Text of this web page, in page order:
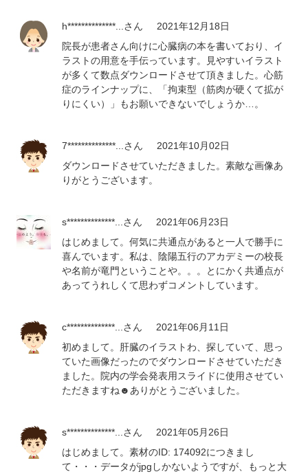
h**************... さん
2021年12月18日
院長が患者さん向けに心臓病の本を書いており、イ
ラストの用意を手伝っています。見やすいイラスト
が多くて数点ダウンロードさせて頂きました。心筋
症のラインナップに、「拘束型（筋肉が硬くて拡が
りにくい）」もお願いできないでしょうか…。
7**************... さん
2021年10月02日
ダウンロードさせていただきました。素敵な画像あ
りがとうございます。
s**************... さん
2021年06月23日
はじめまして。何気に共通点があると一人で勝手に
喜んでいます。私は、陰陽五行のアカデミーの校長
や名前が竜門ということや。。。とにかく共通点が
あってうれしくて思わずコメントしています。
c**************... さん
2021年06月11日
初めまして。肝臓のイラストわ、探していて、思っ
ていた画像だったのでダウンロードさせていただき
ました。院内の学会発表用スライドに使用させてい
ただきますね☻ありがとうございました。
s**************... さん
2021年05月26日
はじめまして。素材のID: 174092につきまし
て・・・データがjpgしかないようですが、もっと大